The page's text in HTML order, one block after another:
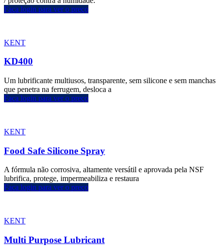
Faça login para ver o preço
KENT
KD400
Um lubrificante multiusos, transparente, sem silicone e sem manchas
que penetra na ferrugem, desloca a
Faça login para ver o preço
KENT
Food Safe Silicone Spray
A fórmula não corrosiva, altamente versátil e aprovada pela NSF
lubrifica, protege, impermeabiliza e restaura
Faça login para ver o preço
KENT
Multi Purpose Lubricant